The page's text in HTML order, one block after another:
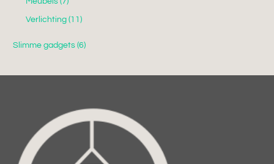
Verlichting(11)
Slimme gadgets (6)